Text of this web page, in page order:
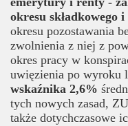
okresu składkowego
okresu pozostawania
zwolnienia z niej z
okres pracy w
uwięzienia po wyroku
wskaźnika 2,6%
tych nowych zasad,
także dotychczasowe